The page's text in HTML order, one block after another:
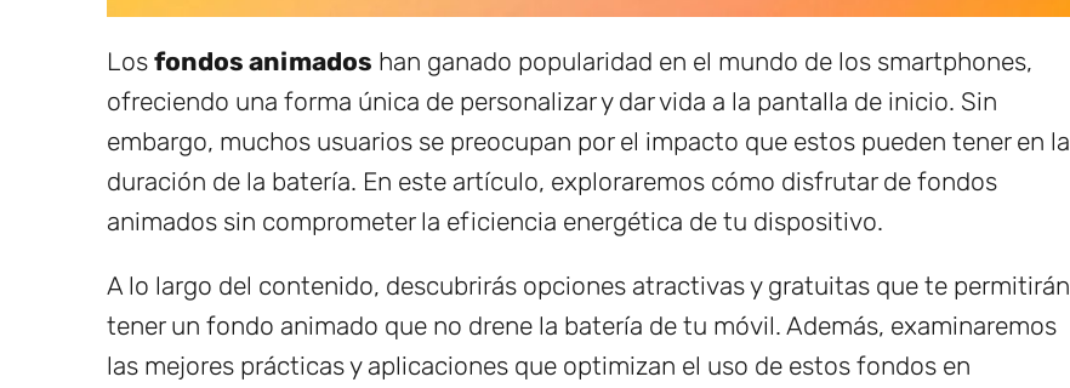
Los fondos animados han ganado popularidad en el mundo de los smartphones,
ofreciendo una forma única de personalizar y dar vida a la pantalla de inicio. Sin
embargo, muchos usuarios se preocupan por el impacto que estos pueden tener en la
duración de la batería. En este artículo, exploraremos cómo disfrutar de fondos
animados sin comprometer la eficiencia energética de tu dispositivo.
A lo largo del contenido, descubrirás opciones atractivas y gratuitas que te permitirán
tener un fondo animado que no drene la batería de tu móvil. Además, examinaremos
las mejores prácticas y aplicaciones que optimizan el uso de estos fondos en